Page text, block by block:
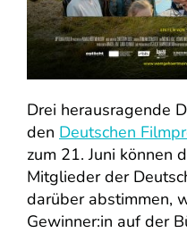
Drei herausragende
den Deutschen
zum 21. Juni können
Mitglieder der
darüber abstimmen,
Gewinner:in auf der